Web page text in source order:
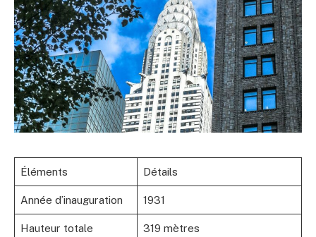
Éléments Détails
Année d’inauguration 1931
Hauteur totale 319 mètres